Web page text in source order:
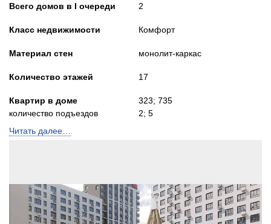
Всего домов в I очереди
Класс недвижимости
Материал стен
Количество этажей
Квартир в доме
количество подъездов
Лифты
2
Комфорт
монолит-каркас
17
323; 735
2; 5
Застройщик:ООО СЗ СИБИРСКИЙ (ГК Девелоперская
Читать далее…